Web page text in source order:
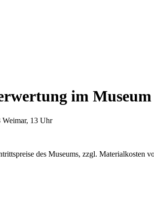
im Museum
Weimar, 13 Uhr
des Museums, zzgl. Materialkosten